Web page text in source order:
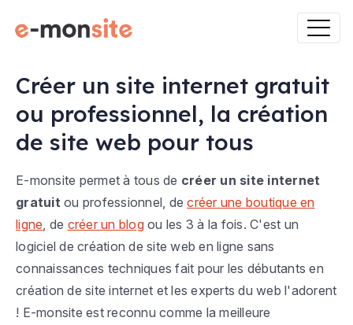
Créer un site internet gratuit
ou professionnel, la création
de site web pour tous
E-monsite permet à tous de créer un site internet
gratuit ou professionnel, decréer une boutique en
ligne , de créer un blogou les 3 à la fois. C'est un
logiciel de création de site web en ligne sans
connaissances techniques fait pour les débutants en
création de site internet et les experts du web l'adorent
! E-monsite est reconnu comme la meilleure